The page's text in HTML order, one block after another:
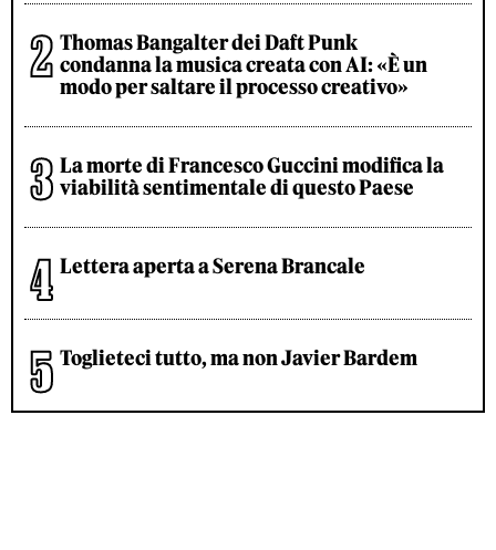
Thomas Bangalter dei Daft Punk
condanna la musica creata con AI: «È un
modo per saltare il processo creativo»
La morte di Francesco Guccini modifica la
viabilità sentimentale di questo Paese
Lettera aperta a Serena Brancale
Toglieteci tutto, ma non Javier Bardem